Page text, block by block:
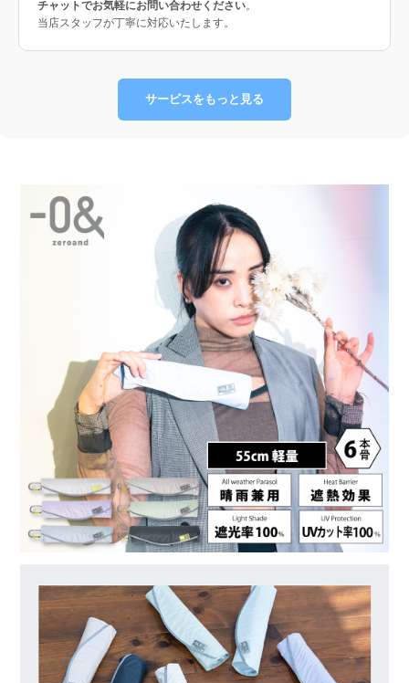
チャットでお気軽にお問い合わせください。
当店スタッフが丁寧に対応いたします。
サービスをもっと見る